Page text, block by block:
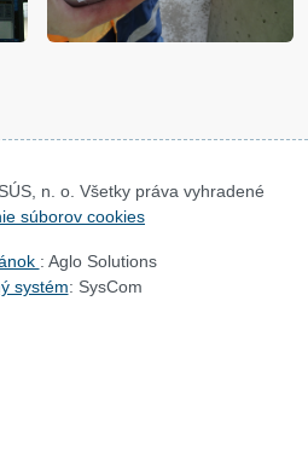
n. o. Všetky práva vyhradené
súborov cookies
: Aglo Solutions
systém: SysCom